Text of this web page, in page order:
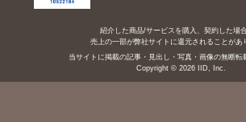
紹介した商品/サービスを購入、契約した場合
売上の一部が弊社サイトに還元されることがあ
当サイトに掲載の記事・見出し・写真・画像の無断転
Copyright © 2026 IID, Inc.